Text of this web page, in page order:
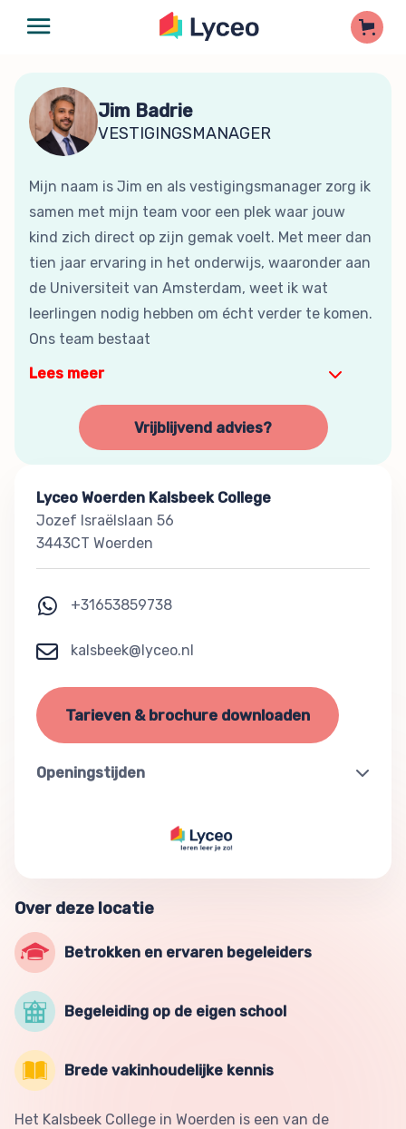
Jim Badrie
VESTIGINGSMANAGER
Mijn naam is Jim en als vestigingsmanager zorg ik
samen met mijn team voor een plek waar jouw
kind zich direct op zijn gemak voelt. Met meer dan
tien jaar ervaring in het onderwijs, waaronder aan
de Universiteit van Amsterdam, weet ik wat
leerlingen nodig hebben om écht verder te komen.
Ons team bestaat
Lees meer
Vrijblijvend advies?
Lyceo Woerden Kalsbeek College
Jozef Israëlslaan 56
3443CT Woerden
+31653859738
kalsbeek@lyceo.nl
Tarieven & brochure downloaden
Openingstijden
Over deze locatie
Betrokken en ervaren begeleiders
Begeleiding op de eigen school
Brede vakinhoudelijke kennis
Het Kalsbeek College in Woerden is een van de